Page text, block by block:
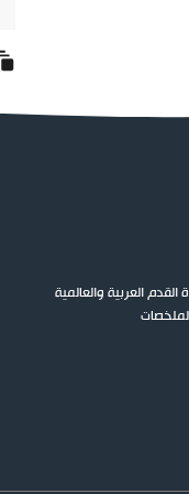
العربية والعالمية